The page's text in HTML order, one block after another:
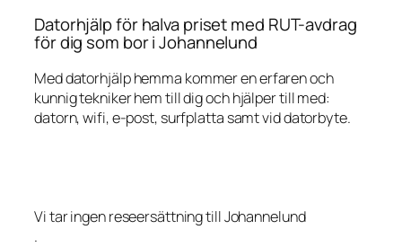
Datorhjälp för halva priset med RUT-avdrag
för dig som bor i Johannelund
Med datorhjälp hemma kommer en erfaren och
kunnig tekniker hem till dig och hjälper till med:
datorn, wifi, e-post, surfplatta samt vid datorbyte.
Vi tar ingen reseersättning till Johannelund
.